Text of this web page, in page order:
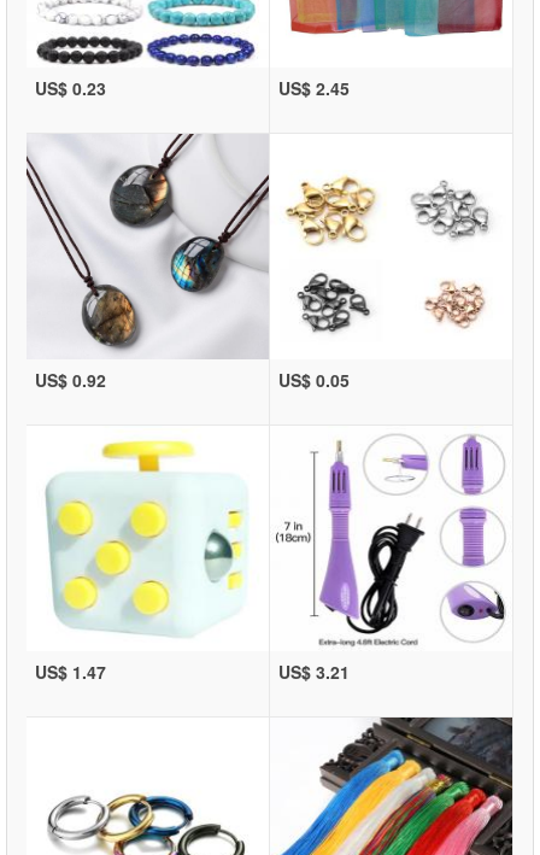
US$ 0.23 US$ 2.45
US$ 0.92 US$ 0.05
US$ 1.47 US$ 3.21